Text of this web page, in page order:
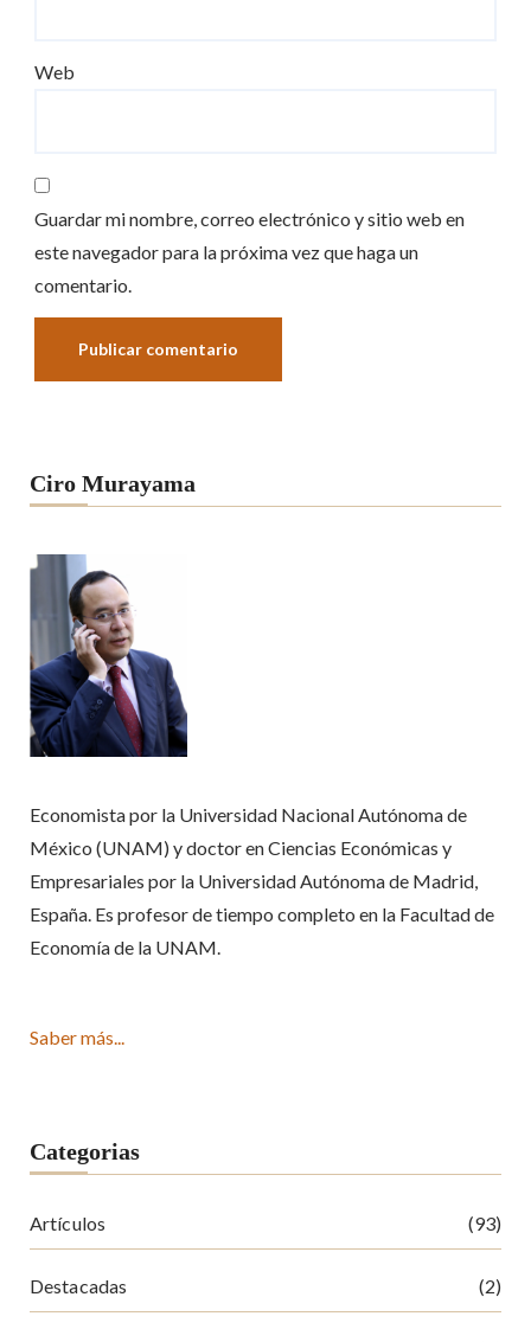
Web
Guardar mi nombre, correo electrónico y sitio web en
este navegador para la próxima vez que haga un
comentario.
Ciro Murayama
Economista por la Universidad Nacional Autónoma de
México (UNAM) y doctor en Ciencias Económicas y
Empresariales por la Universidad Autónoma de Madrid,
España. Es profesor de tiempo completo en la Facultad de
Economía de la UNAM.
Saber más...
Categorias
Artículos (93)
Destacadas (2)